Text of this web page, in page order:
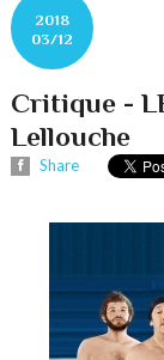
2018
03/12
Critique -
Lellouche
Share